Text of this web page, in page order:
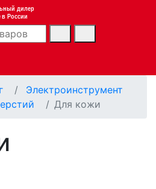
дилер
в России
Электроинструмент
Для кожи